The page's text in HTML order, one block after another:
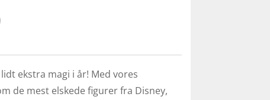
ekstra magi i år! Med vores
de mest elskede figurer fra Disney,